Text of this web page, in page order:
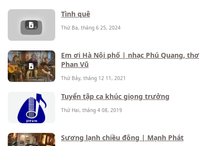
Tình quê
Thứ Ba, tháng 6 25, 2024
Em ơi Hà Nội phố | nhạc Phú Quang, thơ
Phan Vũ
Thứ Bảy, tháng 12 11, 2021
Tuyển tập ca khúc giọng trưởng
Thứ Hai, tháng 4 08, 2019
Sương lạnh chiều đông | Mạnh Phát